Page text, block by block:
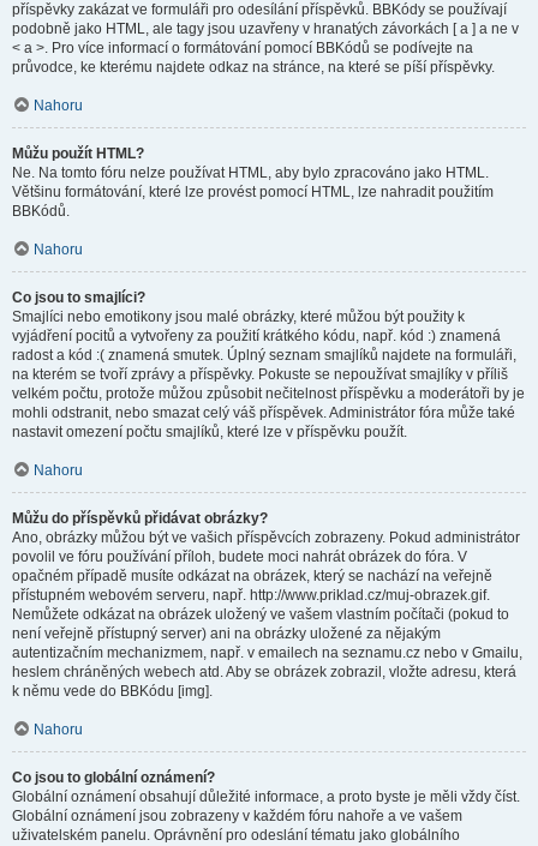
příspěvky zakázat ve formuláři pro odesílání příspěvků. BBKódy se používají
podobně jako HTML, ale tagy jsou uzavřeny v hranatých závorkách [ a ] a ne v
< a >. Pro více informací o formátování pomocí BBKódů se podívejte na
průvodce, ke kterému najdete odkaz na stránce, na které se píší příspěvky.
Nahoru
Můžu použít HTML?
Ne. Na tomto fóru nelze používat HTML, aby bylo zpracováno jako HTML.
Většinu formátování, které lze provést pomocí HTML, lze nahradit použitím
BBKódů.
Nahoru
Co jsou to smajlíci?
Smajlíci nebo emotikony jsou malé obrázky, které můžou být použity k
vyjádření pocitů a vytvořeny za použití krátkého kódu, např. kód :) znamená
radost a kód :( znamená smutek. Úplný seznam smajlíků najdete na formuláři,
na kterém se tvoří zprávy a příspěvky. Pokuste se nepoužívat smajlíky v příliš
velkém počtu, protože můžou způsobit nečitelnost příspěvku a moderátoři by je
mohli odstranit, nebo smazat celý váš příspěvek. Administrátor fóra může také
nastavit omezení počtu smajlíků, které lze v příspěvku použít.
Nahoru
Můžu do příspěvků přidávat obrázky?
Ano, obrázky můžou být ve vašich příspěvcích zobrazeny. Pokud administrátor
povolil ve fóru používání příloh, budete moci nahrát obrázek do fóra. V
opačném případě musíte odkázat na obrázek, který se nachází na veřejně
přístupném webovém serveru, např. http://www.priklad.cz/muj-obrazek.gif.
Nemůžete odkázat na obrázek uložený ve vašem vlastním počítači (pokud to
není veřejně přístupný server) ani na obrázky uložené za nějakým
autentizačním mechanizmem, např. v emailech na seznamu.cz nebo v Gmailu,
heslem chráněných webech atd. Aby se obrázek zobrazil, vložte adresu, která
k němu vede do BBKódu [img].
Nahoru
Co jsou to globální oznámení?
Globální oznámení obsahují důležité informace, a proto byste je měli vždy číst.
Globální oznámení jsou zobrazeny v každém fóru nahoře a ve vašem
uživatelském panelu. Oprávnění pro odeslání tématu jako globálního